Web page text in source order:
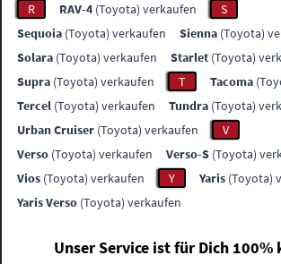
R
RAV-4 (Toyota) verkaufen
S
Sequoia (Toyota) verkaufen Sienna (Toyota)
Solara (Toyota) verkaufen Starlet (Toyota)
Supra (Toyota) verkaufen T Tacoma
Tercel (Toyota) verkaufen Tundra (Toyota)
Urban Cruiser (Toyota) verkaufen
V
Verso (Toyota) verkaufen Verso-S (Toyota)
Vios (Toyota) verkaufen Y Yaris (Toyota)
Yaris Verso (Toyota) verkaufen
Unser Service ist für Dich 100%